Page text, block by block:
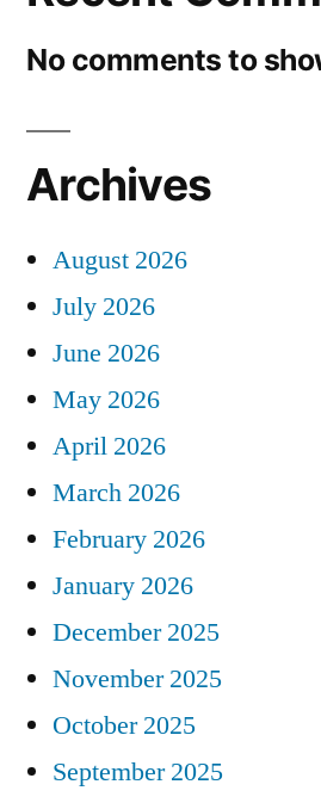
No comments to
Archives
August 2026
July 2026
June 2026
May 2026
April 2026
March 2026
February 2026
January 2026
December 2025
November 2025
October 2025
September 2025